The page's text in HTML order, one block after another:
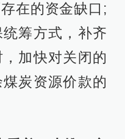
在的资金缺口;
筹方式，补齐
加快对关闭的
炭资源价款的